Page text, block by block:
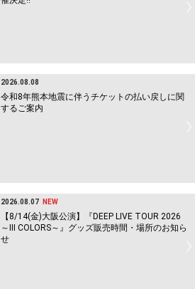
2026.08.08
令和8年熊本地震に伴うチケットの払い戻しに関
するご案内
2026.08.07 NEW
【8/14(金)大阪公演】『DEEP LIVE TOUR 2026
～Ⅲ COLORS～』グッズ販売時間・場所のお知ら
せ